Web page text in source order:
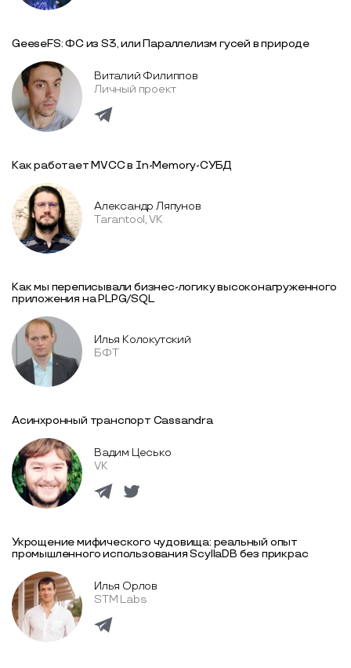
GeeseFS: ФС из S3, или Параллелизм гусей в природе
Виталий Филиппов
Личный проект
Как работает MVCC в In-Memory-СУБД
Александр Ляпунов
Tarantool, VK
Как мы переписывали бизнес-логику высоконагруженного
приложения на PLPG/SQL
Илья Колокутский
БФТ
Асинхронный транспорт Cassandra
Вадим Цесько
VK
Укрощение мифического чудовища: реальный опыт
промышленного использования ScyllaDB без прикрас
Илья Орлов
STM Labs